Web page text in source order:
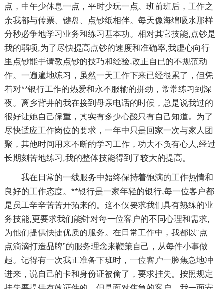
点，中午少休息一点，平时少玩一点。班前班后，工作之
余我都与传票、键盘、点钞纸相伴。每天像海绵吸水那样
分秒必争地学习业务和练习基本功。相对其它技能,点钞是
我的弱项,为了尽快提高点钞的速度和准确率,我虚心向行
里点钞能手请教点钞的技巧和经验,改正自已的不规范动
作。一遍遍地练习，虽然一天工作下来已经很累了，但凭
着对**银行工作的热爱和永不服输的拼劲，常常练习到深
夜。离乡背井的我在接到母亲电话的时候，总是说我过的
很好让她自己保重，其实有多少心酸只有自己知道。为了
尽快适应工作岗位的要求，一年中只是回家一次与家人团
聚，其他时间用来不断的学习工作，功夫不负有心人,经过
长期刻苦地练习,我的整体技能得到了较大的提高。
我在日常的一线服务中始终保持着饱满的工作热情和
良好的工作态度。**银行是一家年轻的银行,每一位客户都
是员工辛辛苦苦开拓来的。这不仅要求我们具有熟练的业
务技能,更要求我们能针对每一位客户的不同心理和需求,
为他们提供快捷优质的服务。在日常工作中，我都以“点
点滴滴打造品牌”的服务理念来鞭策自己，从每件小事做
起。记得有一次我正准备下班时，一位客户一脸焦急地冲
进来，说自己的卡和身份证被偷了，要求挂失。按照规定